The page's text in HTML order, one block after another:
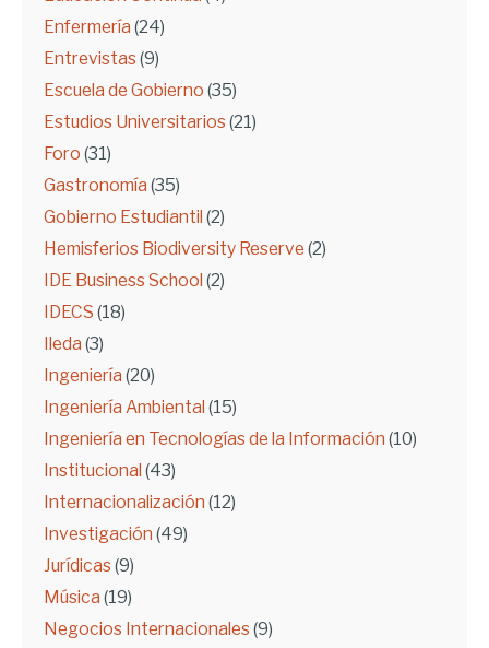
Enfermería (24)
Entrevistas (9)
Escuela de Gobierno (35)
Estudios Universitarios (21)
Foro (31)
Gastronomía (35)
Gobierno Estudiantil (2)
Hemisferios Biodiversity Reserve (2)
IDE Business School (2)
IDECS (18)
Ileda (3)
Ingeniería (20)
Ingeniería Ambiental (15)
Ingeniería en Tecnologías de la Información (10)
Institucional (43)
Internacionalización (12)
Investigación (49)
Jurídicas (9)
Música (19)
Negocios Internacionales (9)